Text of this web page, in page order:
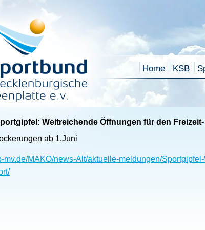
Home KSB
Weitreichende Öffnungen für den
ab 1.Juni
mv.de/MAKO/news-Alt/aktuelle-meldungen/